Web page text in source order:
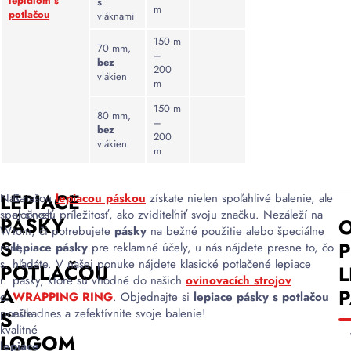
dizajn,
sa
zabezpečuje,
že
sú
tieto
informácie
jasne
viditeľné
pre
potlačou
vláknami
m
70 mm,
bez
vlákien
150 m
–
200
m
80 mm,
bez
vlákien
150 m
–
200
m
LEPIACE
PÁSKY
S
POTLAČOU
A
S
LOGOM
Naša
spoločnosť
W
rent,
s.
r.
o.
ponúka
kvalitné
lepiace
S našoulepiacou páskou získate nielen spoľahlivé balenie, ale
aj skvelú príležitosť, ako zviditeľniť svoju značku. Nezáleží na
tom, či potrebujete pásky na bežné použitie alebo špeciálne
lepiace pásky pre reklamné účely, u nás nájdete presne to, čo
hľadáte. V našej ponuke nájdete klasické potlačené lepiace
pásky, ktoré sú vhodné do našich ovinovacích strojov
WRAPPING RING. Objednajte si lepiace pásky s potlačou
ešte dnes a zefektívnite svoje balenie!